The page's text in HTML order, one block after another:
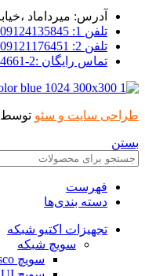
آدرس: میرداماد
تلفن 1: 09124135845
تلفن 2: 09121176451
تماس رایگان :2-02192004661
طراحی سایت و سئو توسط
بستن
فهرست
دسته بندی‌ها
تجهیزات اکتیو شبکه
سویچ شبکه
سویچ cisco